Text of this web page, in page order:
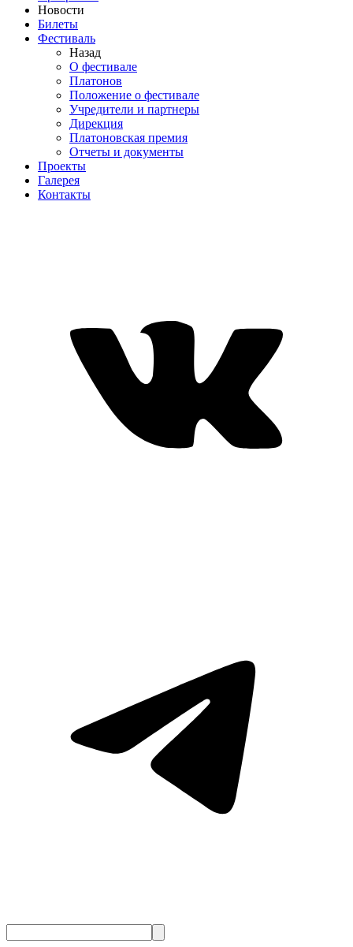
Новости
Билеты
Фестиваль
Назад
О фестивале
Платонов
Положение о фестивале
Учредители и партнеры
Дирекция
Платоновская премия
Отчеты и документы
Проекты
Галерея
Контакты